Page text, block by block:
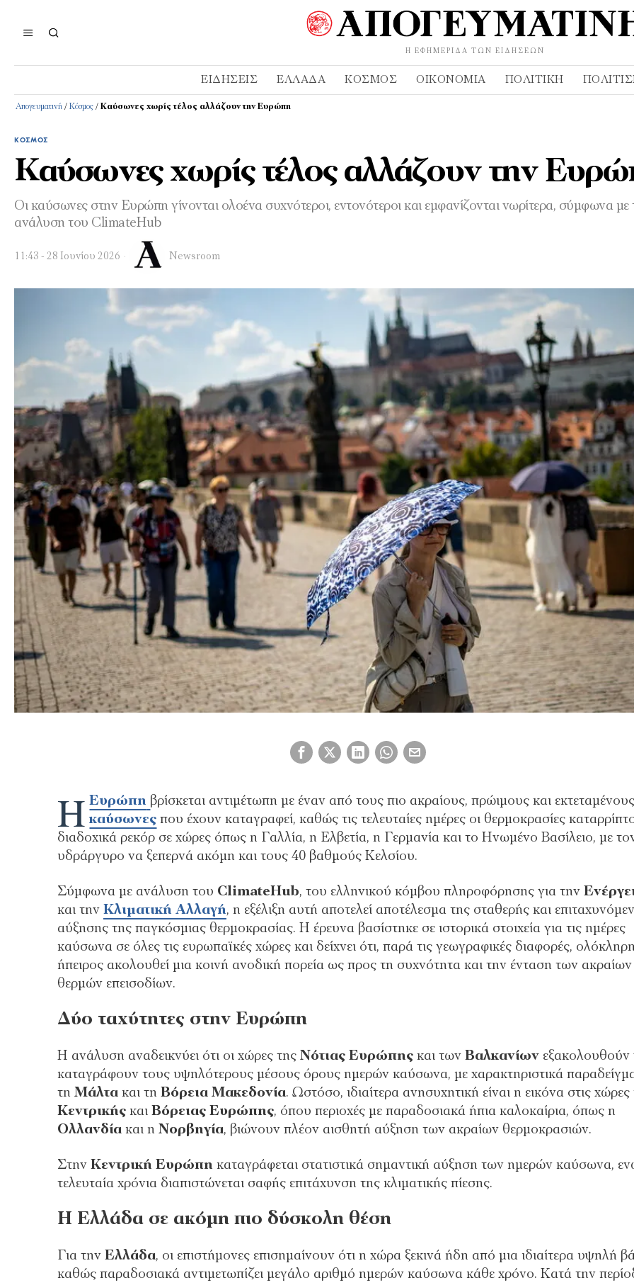
Η ΕΦΗΜΕΡΊΔΑ ΤΩΝ ΕΙΔΉΣΕΩΝ
ΕΙΔΉΣΕΙΣ ΕΛΛΆΔΑ ΚΌΣΜΟΣ ΟΙΚΟΝΟΜΊΑ ΠΟΛΙΤΙΚΉ
Απογευματινή / Κόσμος / Καύσωνες χωρίς τέλος αλλάζουν την Ευρώπη
ΚΌΣΜΟΣ
Καύσωνες χωρίς τέλος αλλάζουν την
Οι καύσωνες στην Ευρώπη γίνονται ολοένα συχνότεροι, εντονότεροι και εμφανίζονται νωρίτερα, σύμφωνα με
ανάλυση του ClimateHub
11:43 - 28 Ιουνίου 2026 Newsroom
Η Ευρώπη βρίσκεται αντιμέτωπη με έναν από τους πιο ακραίους, πρώιμους και εκτεταμένους
καύσωνες που έχουν καταγραφεί, καθώς τις τελευταίες ημέρες οι θερμοκρασίες
διαδοχικά ρεκόρ σε χώρες όπως η Γαλλία, η Ελβετία, η Γερμανία και το Ηνωμένο Βασίλειο, με
υδράργυρο να ξεπερνά ακόμη και τους 40 βαθμούς Κελσίου.
Σύμφωνα με ανάλυση του ClimateHub, του ελληνικού κόμβου πληροφόρησης για την
και την Κλιματική Αλλαγή, η εξέλιξη αυτή αποτελεί αποτέλεσμα της σταθερής και
αύξησης της παγκόσμιας θερμοκρασίας. Η έρευνα βασίστηκε σε ιστορικά στοιχεία για τις ημέρες
καύσωνα σε όλες τις ευρωπαϊκές χώρες και δείχνει ότι, παρά τις γεωγραφικές διαφορές,
ήπειρος ακολουθεί μια κοινή ανοδική πορεία ως προς τη συχνότητα και την ένταση των ακραίων
θερμών επεισοδίων.
Δύο ταχύτητες στην Ευρώπη
Η ανάλυση αναδεικνύει ότι οι χώρες της Νότιας Ευρώπηςκαι των Βαλκανίωνεξακολουθούν
καταγράφουν τους υψηλότερους μέσους όρους ημερών καύσωνα, με χαρακτηριστικά
τη Μάλτακαι τη Βόρεια Μακεδονία. Ωστόσο, ιδιαίτερα ανησυχητική είναι η εικόνα στις χώρες
Κεντρικήςκαι Βόρειας Ευρώπης, όπου περιοχές με παραδοσιακά ήπια καλοκαίρια, όπως η
Ολλανδίακαι η Νορβηγία, βιώνουν πλέον αισθητή αύξηση των ακραίων θερμοκρασιών.
Στην Κεντρική Ευρώπη καταγράφεται στατιστικά σημαντική αύξηση των ημερών καύσωνα,
τελευταία χρόνια διαπιστώνεται σαφής επιτάχυνση της κλιματικής πίεσης.
Η Ελλάδα σε ακόμη πιο δύσκολη θέση
Για την Ελλάδα, οι επιστήμονες επισημαίνουν ότι η χώρα ξεκινά ήδη από μια ιδιαίτερα υψηλή
καθώς παραδοσιακά αντιμετωπίζει μεγάλο αριθμό ημερών καύσωνα κάθε χρόνο. Κατά την